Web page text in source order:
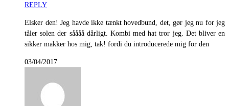
REPLY
Elsker den! Jeg havde ikke tænkt hovedbund, det, gør jeg nu for jeg
tåler solen der såååå dårligt. Kombi med hat tror jeg. Det bliver en
sikker makker hos mig, tak! fordi du introducerede mig for den
03/04/2017